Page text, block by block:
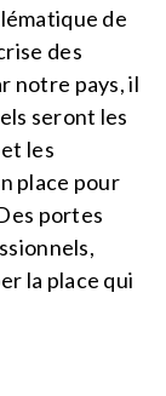
de
des
notre pays, il
seront les
les
place pour
portes
la place qui